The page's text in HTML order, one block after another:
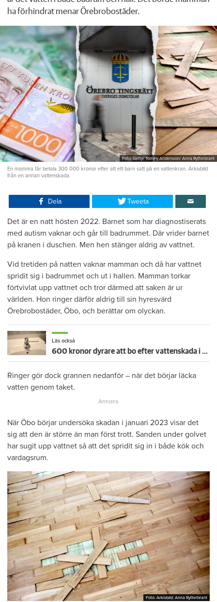
ha förhindrat menar Örebrobostäder.
Foto: Getty/ Tommy Andersson/ Anna Rytterbrant
En mamma får betala 300 000 kronor efter att ett barn satt på en vattenkran. Arkivbild
från en annan vattenskada.
Dela Tweeta
Det är en natt hösten 2022. Barnet som har diagnostiserats
med autism vaknar och går till badrummet. Där vrider barnet
på kranen i duschen. Men hen stänger aldrig av vattnet.
Vid tretiden på natten vaknar mamman och då har vattnet
spridit sig i badrummet och ut i hallen. Mamman torkar
förtvivlat upp vattnet och tror därmed att saken är ur
världen. Hon ringer därför aldrig till sin hyresvärd
Örebrobostäder, Öbo, och berättar om olyckan.
Läs också
600 kronor dyrare att bo efter vattenskada i Varberg
Ringer gör dock grannen nedanför – när det börjar läcka
vatten genom taket.
När Öbo börjar undersöka skadan i januari 2023 visar det
sig att den är större än man först trott. Sanden under golvet
har sugit upp vattnet så att det spridit sig in i både kök och
vardagsrum.
Foto: Arkivbild: Anna Rytterbrant
Foto: Arkivbild: Anna Rytterbrant